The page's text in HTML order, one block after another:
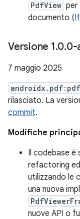
PdfView per
documento (
Versione 1.0.0-
7 maggio 2025
rilasciato. La
commit.
Modifiche
Il codebase
refactoring
utilizzando le
una nuova
nuove API o